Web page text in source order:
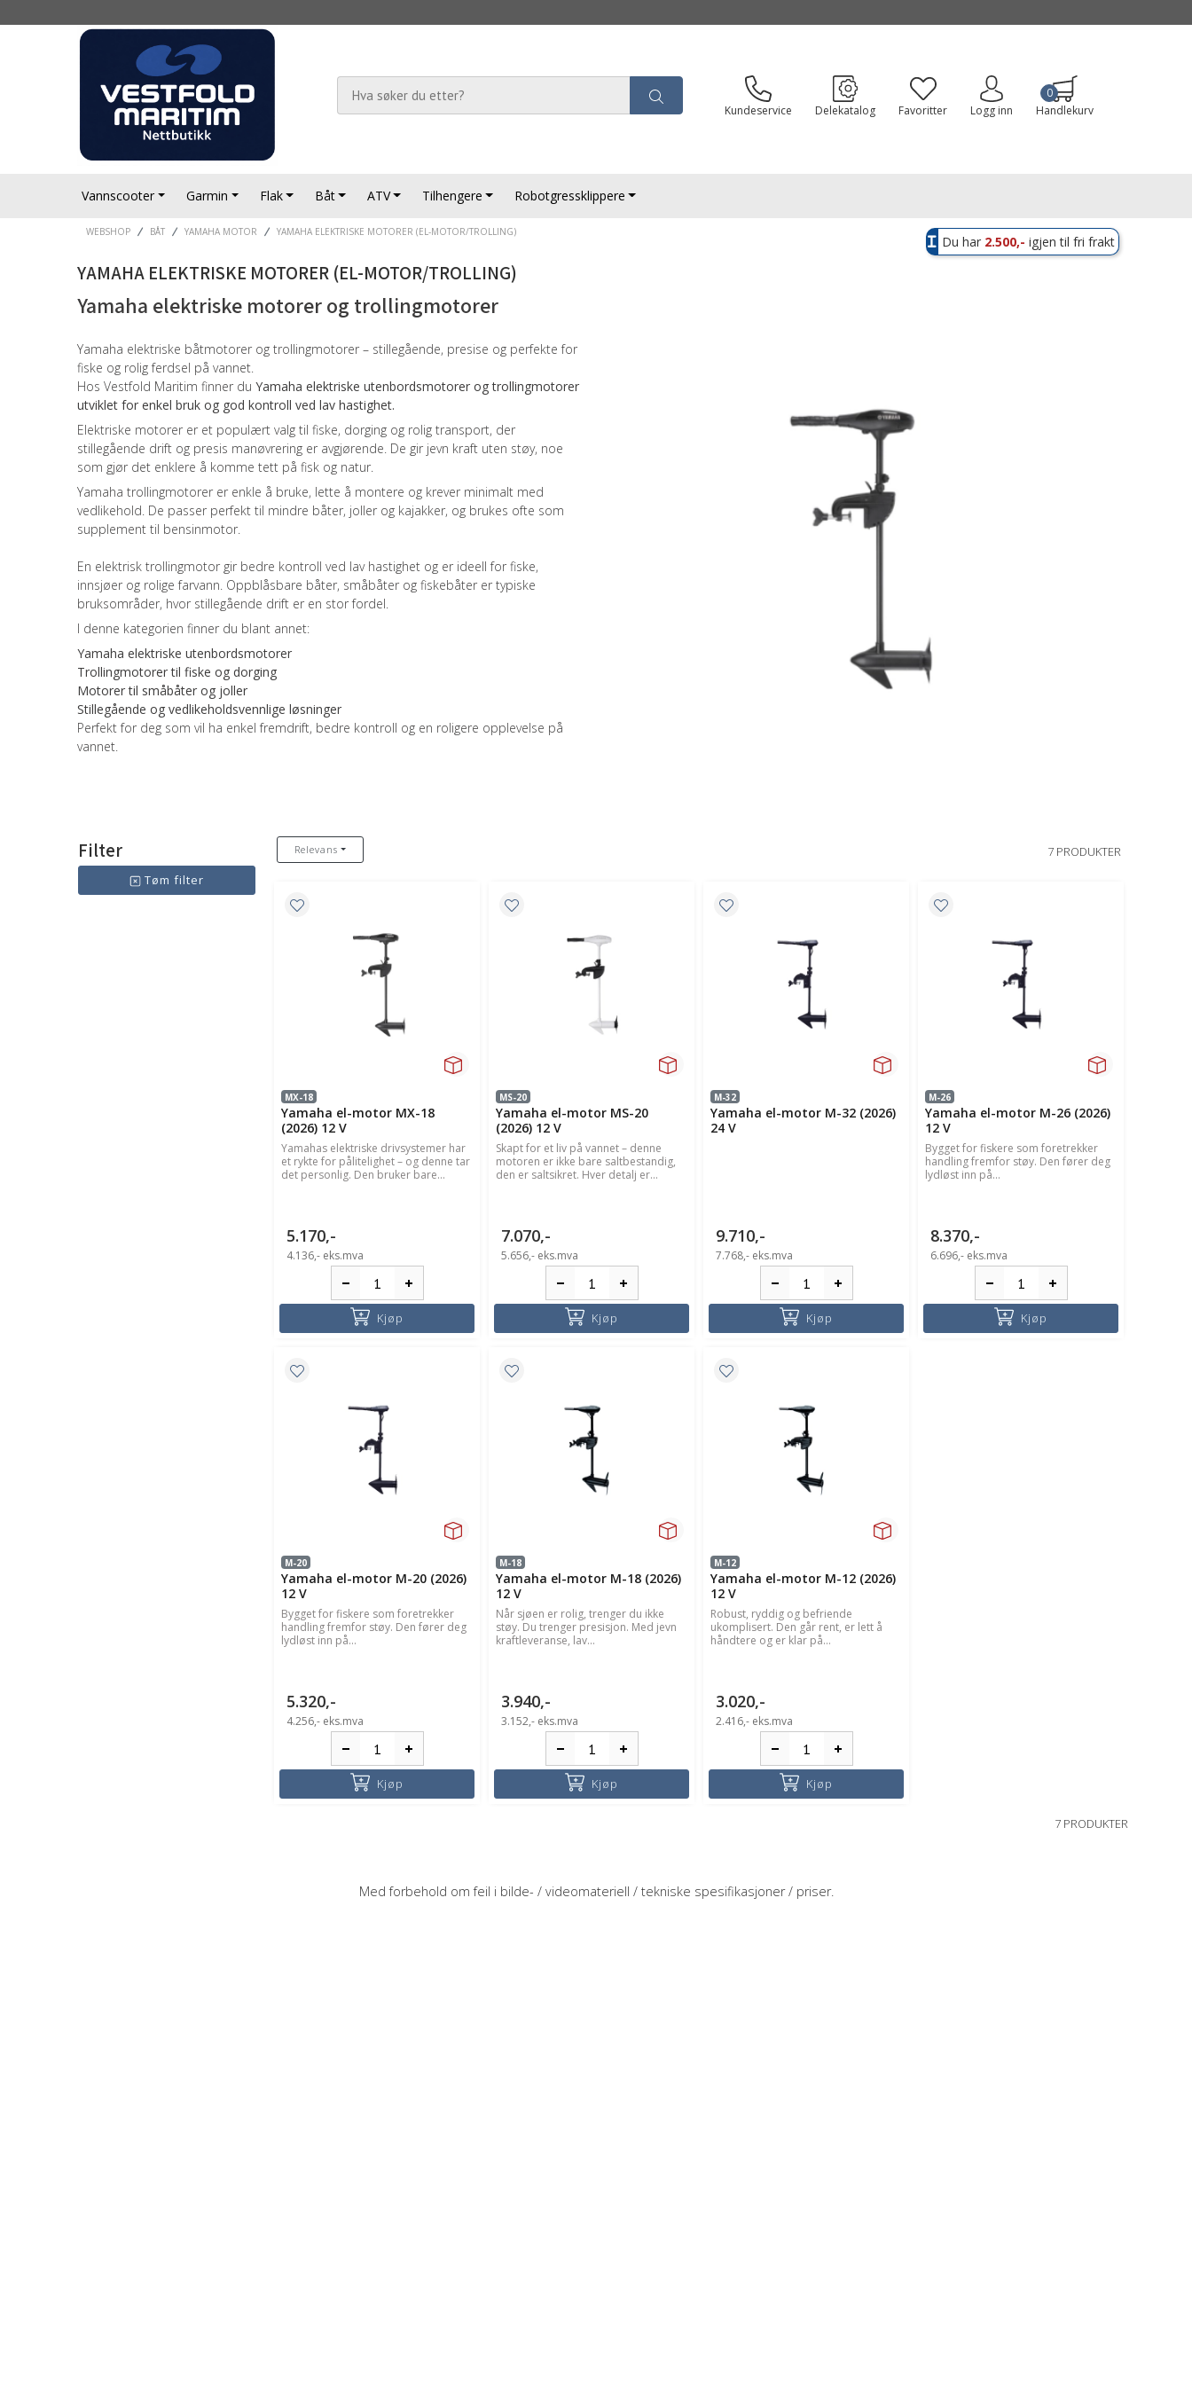
Kundeservice Delekatalog Favoritter Logg inn Handlekurv
0
Vannscooter Garmin Flak Båt ATV Tilhengere Robotgressklippere
WEBSHOP BÅT YAMAHA MOTOR YAMAHA ELEKTRISKE MOTORER (EL-MOTOR/TROLLING)
Du har 2.500,- igjen til fri frakt
YAMAHA ELEKTRISKE MOTORER (EL-MOTOR/TROLLING)
Yamaha elektriske motorer og trollingmotorer
Yamaha elektriske båtmotorer og trollingmotorer – stillegående, presise og perfekte for
fiske og rolig ferdsel på vannet.
Hos Vestfold Maritim finner du Yamaha elektriske utenbordsmotorer og trollingmotorer
utviklet for enkel bruk og god kontroll ved lav hastighet.
Elektriske motorer er et populært valg til fiske, dorging og rolig transport, der
stillegående drift og presis manøvrering er avgjørende. De gir jevn kraft uten støy, noe
som gjør det enklere å komme tett på fisk og natur.
Yamaha trollingmotorer er enkle å bruke, lette å montere og krever minimalt med
vedlikehold. De passer perfekt til mindre båter, joller og kajakker, og brukes ofte som
supplement til bensinmotor.
En elektrisk trollingmotor gir bedre kontroll ved lav hastighet og er ideell for fiske,
innsjøer og rolige farvann. Oppblåsbare båter, småbåter og fiskebåter er typiske
bruksområder, hvor stillegående drift er en stor fordel.
I denne kategorien finner du blant annet:
Yamaha elektriske utenbordsmotorer
Trollingmotorer til fiske og dorging
Motorer til småbåter og joller
Stillegående og vedlikeholdsvennlige løsninger
Perfekt for deg som vil ha enkel fremdrift, bedre kontroll og en roligere opplevelse på
vannet.
Filter
Tøm filter
Relevans 7 PRODUKTER
MX-18
Yamaha el-motor MX-18
(2026) 12 V
Yamahas elektriske drivsystemer har
et rykte for pålitelighet – og denne tar
det personlig. Den bruker bare...
5.170,-
4.136,- eks.mva
Kjøp
MS-20
Yamaha el-motor MS-20
(2026) 12 V
Skapt for et liv på vannet – denne
motoren er ikke bare saltbestandig,
den er saltsikret. Hver detalj er...
7.070,-
5.656,- eks.mva
Kjøp
M-32
Yamaha el-motor M-32 (2026)
24 V
9.710,-
7.768,- eks.mva
Kjøp
M-26
Yamaha el-motor M-26 (2026)
12 V
Bygget for fiskere som foretrekker
handling fremfor støy. Den fører deg
lydløst inn på...
8.370,-
6.696,- eks.mva
Kjøp
M-20
Yamaha el-motor M-20 (2026)
12 V
Bygget for fiskere som foretrekker
handling fremfor støy. Den fører deg
lydløst inn på...
5.320,-
4.256,- eks.mva
Kjøp
M-18
Yamaha el-motor M-18 (2026)
12 V
Når sjøen er rolig, trenger du ikke
støy. Du trenger presisjon. Med jevn
kraftleveranse, lav...
3.940,-
3.152,- eks.mva
Kjøp
M-12
Yamaha el-motor M-12 (2026)
12 V
Robust, ryddig og befriende
ukomplisert. Den går rent, er lett å
håndtere og er klar på...
3.020,-
2.416,- eks.mva
Kjøp
7 PRODUKTER
Med forbehold om feil i bilde- / videomateriell / tekniske spesifikasjoner / priser.